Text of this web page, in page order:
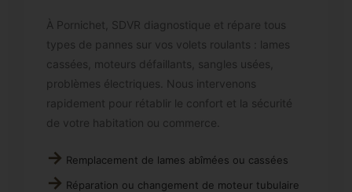
À Pornichet, SDVR diagnostique et répare tous
types de pannes sur vos volets roulants : lames
cassées, moteurs défaillants, sangles usées,
problèmes électriques. Nous intervenons
rapidement pour rétablir le confort et la sécurité
de votre habitation ou commerce.
Remplacement de lames abîmées ou cassées
Réparation ou changement de moteur tubulaire